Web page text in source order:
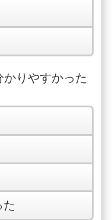
りやすかった
た